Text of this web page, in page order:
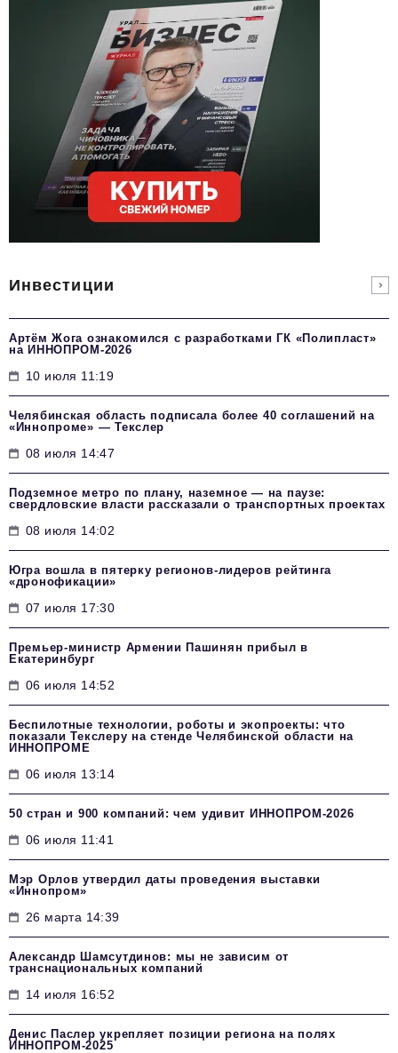
Инвестиции
Артём Жога ознакомился с разработками ГК «Полипласт»
на ИННОПРОМ-2026
10 июля 11:19
Челябинская область подписала более 40 соглашений на
«Иннопроме» — Текслер
08 июля 14:47
Подземное метро по плану, наземное — на паузе:
свердловские власти рассказали о транспортных проектах
08 июля 14:02
Югра вошла в пятерку регионов-лидеров рейтинга
«дронофикации»
07 июля 17:30
Премьер-министр Армении Пашинян прибыл в
Екатеринбург
06 июля 14:52
Беспилотные технологии, роботы и экопроекты: что
показали Текслеру на стенде Челябинской области на
ИННОПРОМЕ
06 июля 13:14
50 стран и 900 компаний: чем удивит ИННОПРОМ‑2026
06 июля 11:41
Мэр Орлов утвердил даты проведения выставки
«Иннопром»
26 марта 14:39
Александр Шамсутдинов: мы не зависим от
транснациональных компаний
14 июля 16:52
Денис Паслер укрепляет позиции региона на полях
ИННОПРОМ-2025